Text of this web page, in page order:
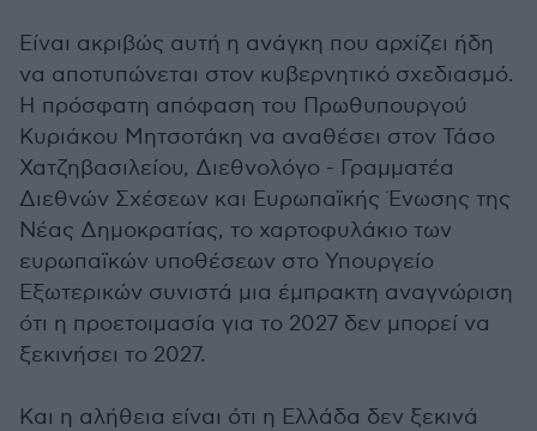
Είναι ακριβώς αυτή η ανάγκη που αρχίζει ήδη
να αποτυπώνεται στον κυβερνητικό σχεδιασμό.
Η πρόσφατη απόφαση του Πρωθυπουργού
Κυριάκου Μητσοτάκη να αναθέσει στον Τάσο
Χατζηβασιλείου, Διεθνολόγο - Γραμματέα
Διεθνών Σχέσεων και Ευρωπαϊκής Ένωσης της
Νέας Δημοκρατίας, το χαρτοφυλάκιο των
ευρωπαϊκών υποθέσεων στο Υπουργείο
Εξωτερικών συνιστά μια έμπρακτη αναγνώριση
ότι η προετοιμασία για το 2027 δεν μπορεί να
ξεκινήσει το 2027.
Και η αλήθεια είναι ότι η Ελλάδα δεν ξεκινά